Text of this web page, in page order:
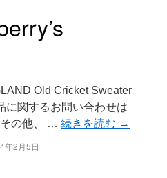
Old Cricket Sweater
に関するお問い合わせは
の他、 … 続きを読む →
年2月5日